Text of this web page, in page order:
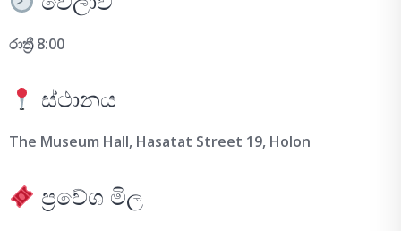
රාත්‍රී 8:00
ස්ථානය
The Museum Hall, Hasatat Street 19, Holon
ප්‍රවේශ මිල